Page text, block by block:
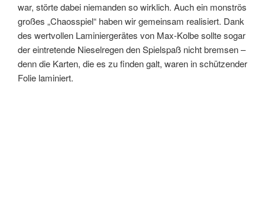
war, störte dabei niemanden so wirklich. Auch ein monströs
großes „Chaosspiel“ haben wir gemeinsam realisiert. Dank
des wertvollen Laminiergerätes von Max-Kolbe sollte sogar
der eintretende Nieselregen den Spielspaß nicht bremsen –
denn die Karten, die es zu finden galt, waren in schützender
Folie laminiert.